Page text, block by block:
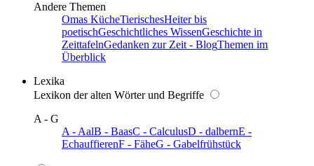
Andere Themen
Omas KücheTierischesHeiter bis
poetischGeschichtliches WissenGeschichte in
ZeittafelnGedanken zur Zeit - BlogThemen im
Überblick
Lexika
Lexikon der alten Wörter und Begriffe
A - G
A - AalB - BaasC - CalculusD - dalbernE -
EchauffierenF - FäheG - Gabelfrühstück